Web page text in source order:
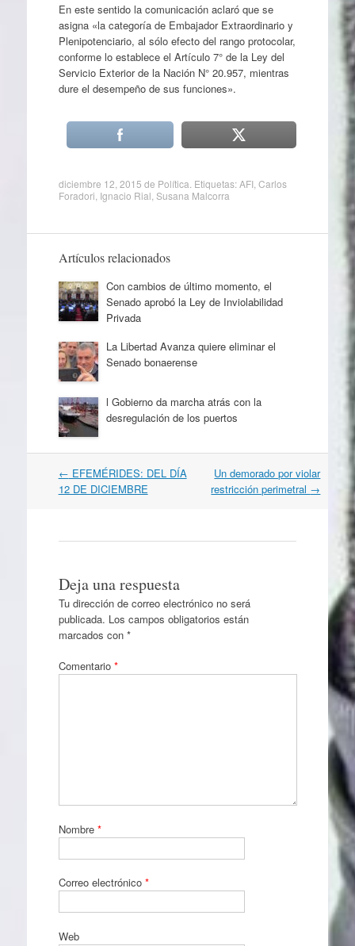
En este sentido la comunicación aclaró que se
asigna «la categoría de Embajador Extraordinario y
Plenipotenciario, al sólo efecto del rango protocolar,
conforme lo establece el Artículo 7° de la Ley del
Servicio Exterior de la Nación N° 20.957, mientras
dure el desempeño de sus funciones».
diciembre 12, 2015 de Política . Etiquetas:AFI, Carlos
Foradori Ignacio Rial Susana Malcorra
Artículos relacionados
Con cambios de último momento, el
Senado aprobó la Ley de Inviolabilidad
Privada
La Libertad Avanza quiere eliminar el
Senado bonaerense
l Gobierno da marcha atrás con la
desregulación de los puertos
Navegación
por
← EFEMÉRIDES: DEL DÍA
12 DE DICIEMBRE
Un demorado por violar
restricción perimetral →
Deja una respuesta
Tu dirección de correo electrónico no será
publicada. Los campos obligatorios están
marcados con *
Comentario *
Nombre *
Correo electrónico *
Web